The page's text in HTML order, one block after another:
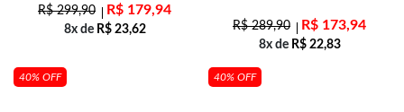
R$299,90 R$ 179,94
8x de R$23,62 R$289,90 R$ 173,94
8x de R$22,83
40% OFF 40% OFF